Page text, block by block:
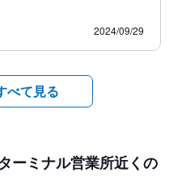
2024/09/29
べて見る
ーミナル営業所近くの